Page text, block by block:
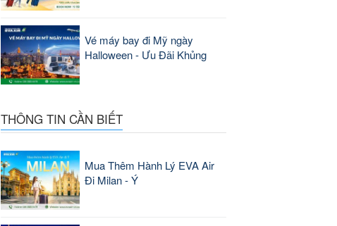
Vé máy bay đi Mỹ ngày
Halloween - Ưu Đãi Khủng
THÔNG TIN CẦN BIẾT
Mua Thêm Hành Lý EVA Air
Đi Milan - Ý